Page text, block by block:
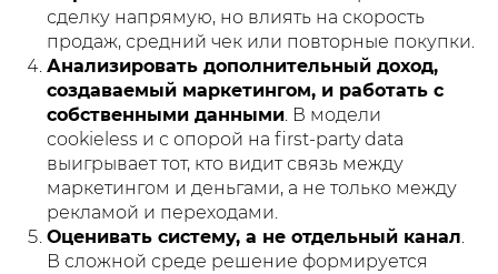
сделку напрямую, но влиять на скорость
продаж, средний чек или повторные покупки.
Анализировать дополнительный доход,
создаваемый маркетингом, и работать с
собственными данными. В модели
cookieless и с опорой на first-party data
выигрывает тот, кто видит связь между
маркетингом и деньгами, а не только между
рекламой и переходами.
Оценивать систему, а не отдельный канал.
В сложной среде решение формируется